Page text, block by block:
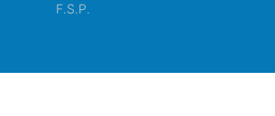
F.S.P.